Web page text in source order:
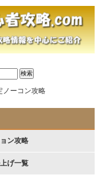
ノーコン攻略
ン攻略
げ一覧